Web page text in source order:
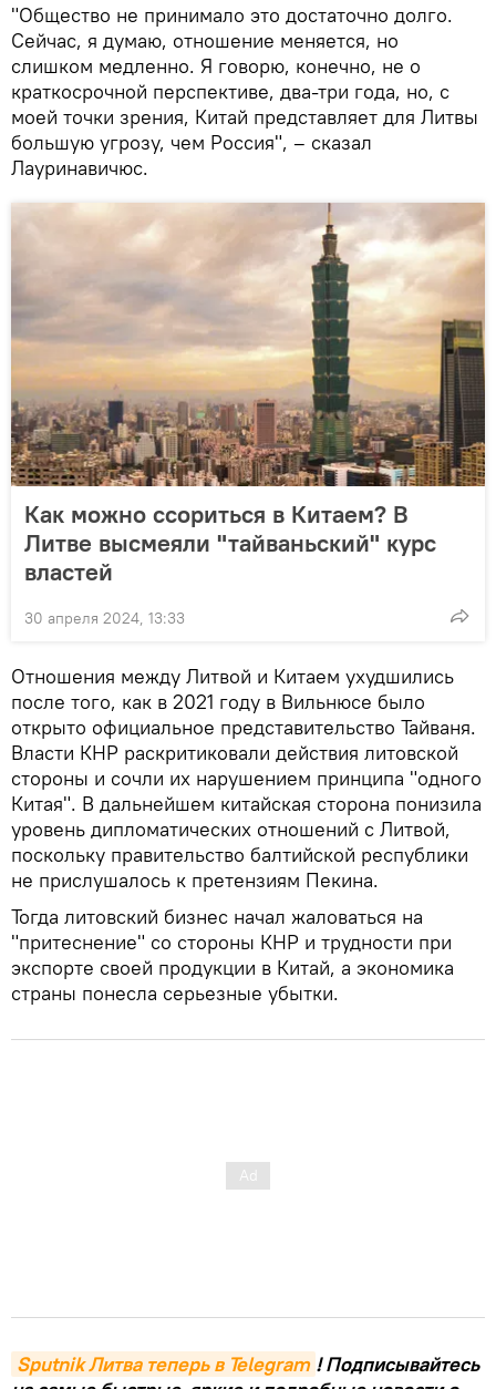
"Общество не принимало это достаточно долго.
Сейчас, я думаю, отношение меняется, но
слишком медленно. Я говорю, конечно, не о
краткосрочной перспективе, два-три года, но, с
моей точки зрения, Китай представляет для Литвы
большую угрозу, чем Россия", – сказал
Лауринавичюс.
Как можно ссориться в Китаем? В
Литве высмеяли "тайваньский" курс
властей
30 апреля 2024, 13:33
Отношения между Литвой и Китаем ухудшились
после того, как в 2021 году в Вильнюсе было
открыто официальное представительство Тайваня.
Власти КНР раскритиковали действия литовской
стороны и сочли их нарушением принципа "одного
Китая". В дальнейшем китайская сторона понизила
уровень дипломатических отношений с Литвой,
поскольку правительство балтийской республики
не прислушалось к претензиям Пекина.
Тогда литовский бизнес начал жаловаться на
"притеснение" со стороны КНР и трудности при
экспорте своей продукции в Китай, а экономика
страны понесла серьезные убытки.
Sputnik Литва теперь в Telegram ! Подписывайтесь